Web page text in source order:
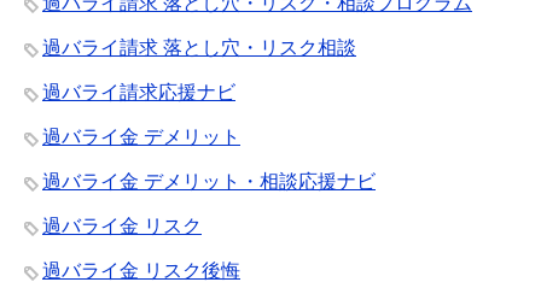
過バライ請求 落とし穴・リスク相談
過バライ請求応援ナビ
過バライ金 デメリット
過バライ金 デメリット・相談応援ナビ
過バライ金 リスク
過バライ金 リスク後悔